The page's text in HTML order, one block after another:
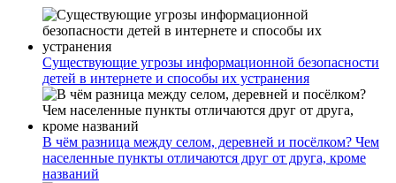
Существующие угрозы информационной безопасности
детей в интернете и способы их устранения
В чём разница между селом, деревней и посёлком? Чем
населенные пункты отличаются друг от друга, кроме
названий